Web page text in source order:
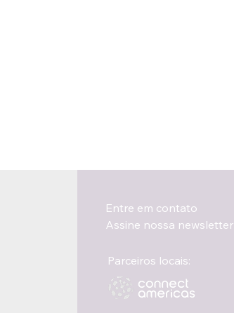
Entre em contato
Assine nossa newsletter
Parceiros locais: